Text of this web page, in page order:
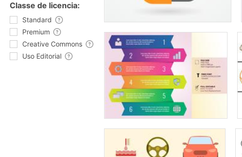
Classe de licencia:
Standard
Premium
Creative Commons
Uso Editorial